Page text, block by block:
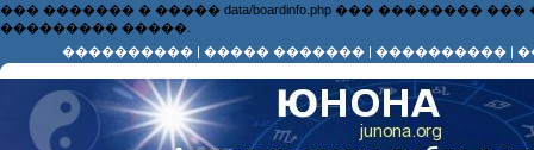
��� ������� � ����� data/boardinfo.php ���
��������� �����.
���������� | ����� ������� | ���������� |